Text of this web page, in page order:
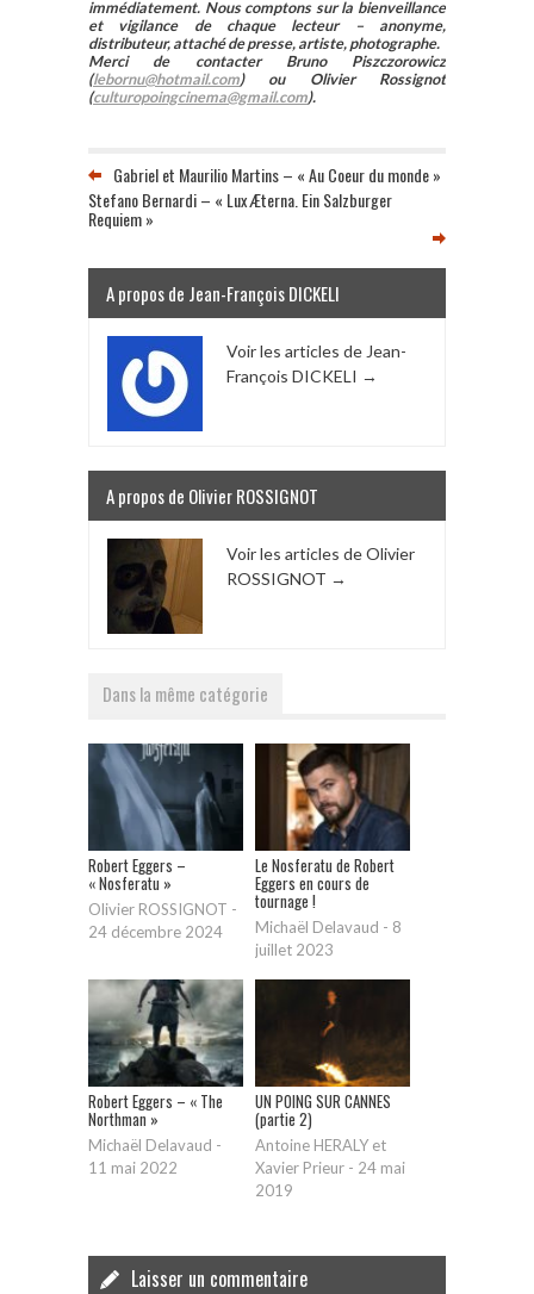
immédiatement. Nous comptons sur la bienveillance
et vigilance de chaque lecteur – anonyme,
distributeur, attaché de presse, artiste, photographe.
Merci de contacter Bruno Piszczorowicz
(lebornu@hotmail.com) ou Olivier Rossignot
(culturopoingcinema@gmail.com).
Gabriel et Maurilio Martins – « Au Coeur du monde »
Stefano Bernardi – « Lux Æterna. Ein Salzburger
Requiem »
A propos de Jean-François DICKELI
Voir les articles de Jean-
François DICKELI →
A propos de Olivier ROSSIGNOT
Voir les articles de Olivier
ROSSIGNOT →
Dans la même catégorie
Robert Eggers –
« Nosferatu »
Olivier ROSSIGNOT -
24 décembre 2024
Le Nosferatu de Robert
Eggers en cours de
tournage !
Michaël Delavaud - 8
juillet 2023
Robert Eggers – « The
Northman »
Michaël Delavaud -
11 mai 2022
UN POING SUR CANNES
(partie 2)
Antoine HERALY et
Xavier Prieur - 24 mai
2019
Laisser un commentaire